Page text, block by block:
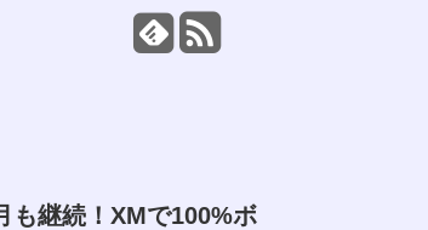
も継続！XMで100%ボ